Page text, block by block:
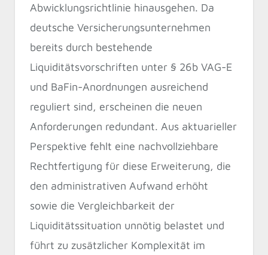
Abwicklungsrichtlinie hinausgehen. Da
deutsche Versicherungsunternehmen
bereits durch bestehende
Liquiditätsvorschriften unter § 26b VAG-E
und BaFin-Anordnungen ausreichend
reguliert sind, erscheinen die neuen
Anforderungen redundant. Aus aktuarieller
Perspektive fehlt eine nachvollziehbare
Rechtfertigung für diese Erweiterung, die
den administrativen Aufwand erhöht
sowie die Vergleichbarkeit der
Liquiditätssituation unnötig belastet und
führt zu zusätzlicher Komplexität im